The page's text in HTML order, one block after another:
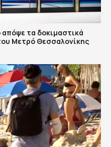
τα δοκιμαστικά
Μετρό Θεσσαλονίκης